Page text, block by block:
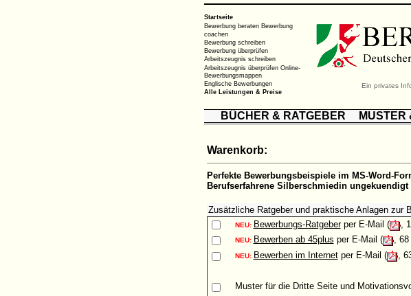
Startseite
Bewerbung beraten Bewerbung
coachen
Bewerbung schreiben
Bewerbung überprüfen
Arbeitszeugnis schreiben
Arbeitszeugnis überprüfen Online-
Bewerbungsmappen
Englische Bewerbungen
Alle Leistungen & Preise
Ein privates
BÜCHER & RATGEBER MUSTER
Warenkorb:
Perfekte Bewerbungsbeispiele im MS-Word-
Berufserfahrene Silberschmiedin ungekuendigt
Zusätzliche Ratgeber und praktische Anlagen zur
NEU: Bewerbungs-Ratgeberper E-Mail ( ,
NEU: Bewerben ab 45plus per E-Mail ( , 68
NEU: Bewerben im Internetper E-Mail ( ,
Musterfür die Dritte Seite und